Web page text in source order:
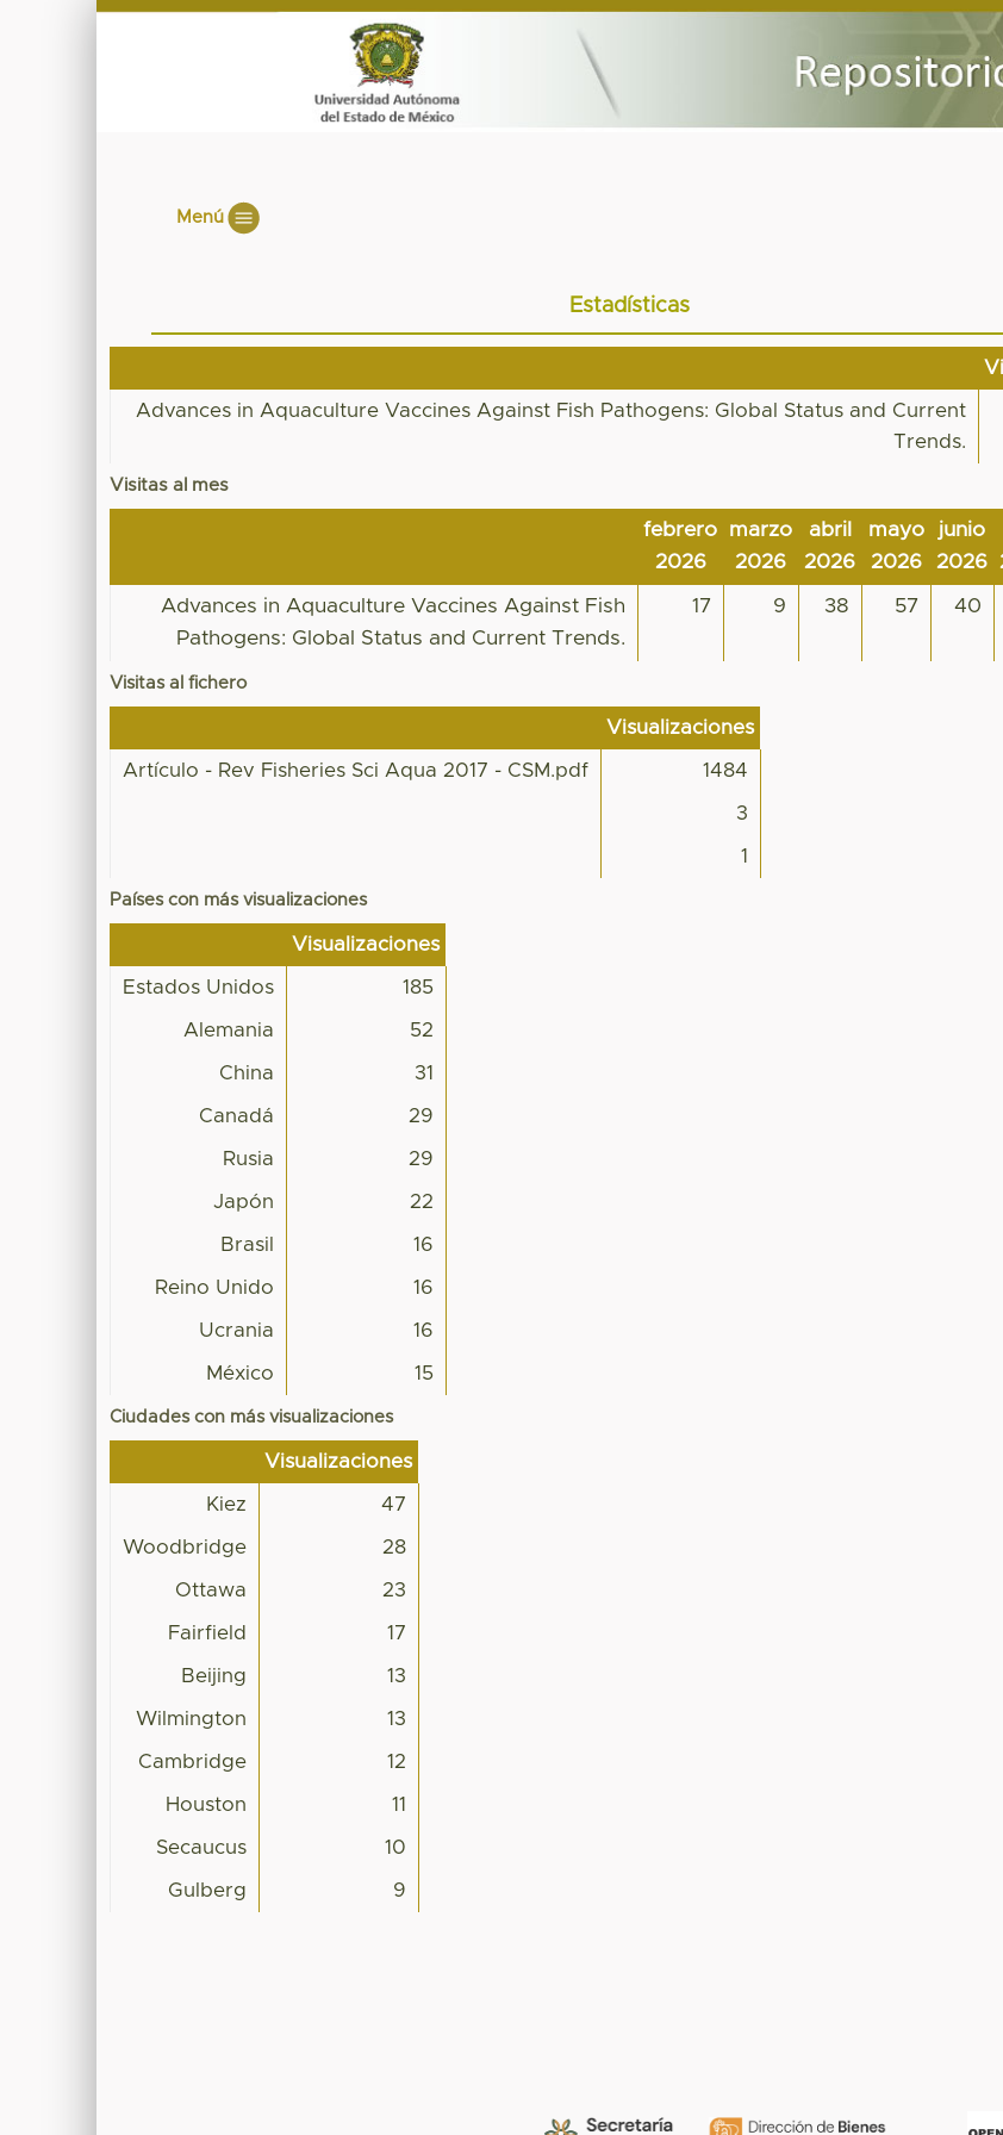
Menú
Estadísticas
Advances in Aquaculture Vaccines Against Fish Pathogens: Global Status and Current
Trends.
Visitas al mes
febrero
2026
marzo
2026
abril
2026
mayo
2026
junio
2026
Advances in Aquaculture Vaccines Against Fish
Pathogens: Global Status and Current Trends.
17 9 38 57 40
Visitas al fichero
Visualizaciones
Artículo - Rev Fisheries Sci Aqua 2017 - CSM.pdf 1484
3
1
Países con más visualizaciones
Visualizaciones
Estados Unidos 185
Alemania 52
China 31
Canadá 29
Rusia 29
Japón 22
Brasil 16
Reino Unido 16
Ucrania 16
México 15
Ciudades con más visualizaciones
Visualizaciones
Kiez 47
Woodbridge 28
Ottawa 23
Fairfield 17
Beijing 13
Wilmington 13
Cambridge 12
Houston 11
Secaucus 10
Gulberg 9